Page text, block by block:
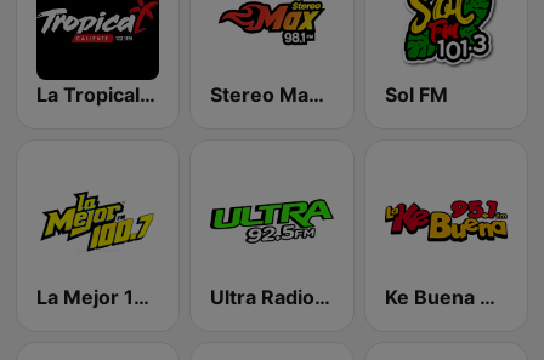
La Tropical Caliente Stereo Max 98.1 FM Sol FM
La Mejor 100.7 FM Ultra Radio 92.5 FM Ke Buena 95.1 FM